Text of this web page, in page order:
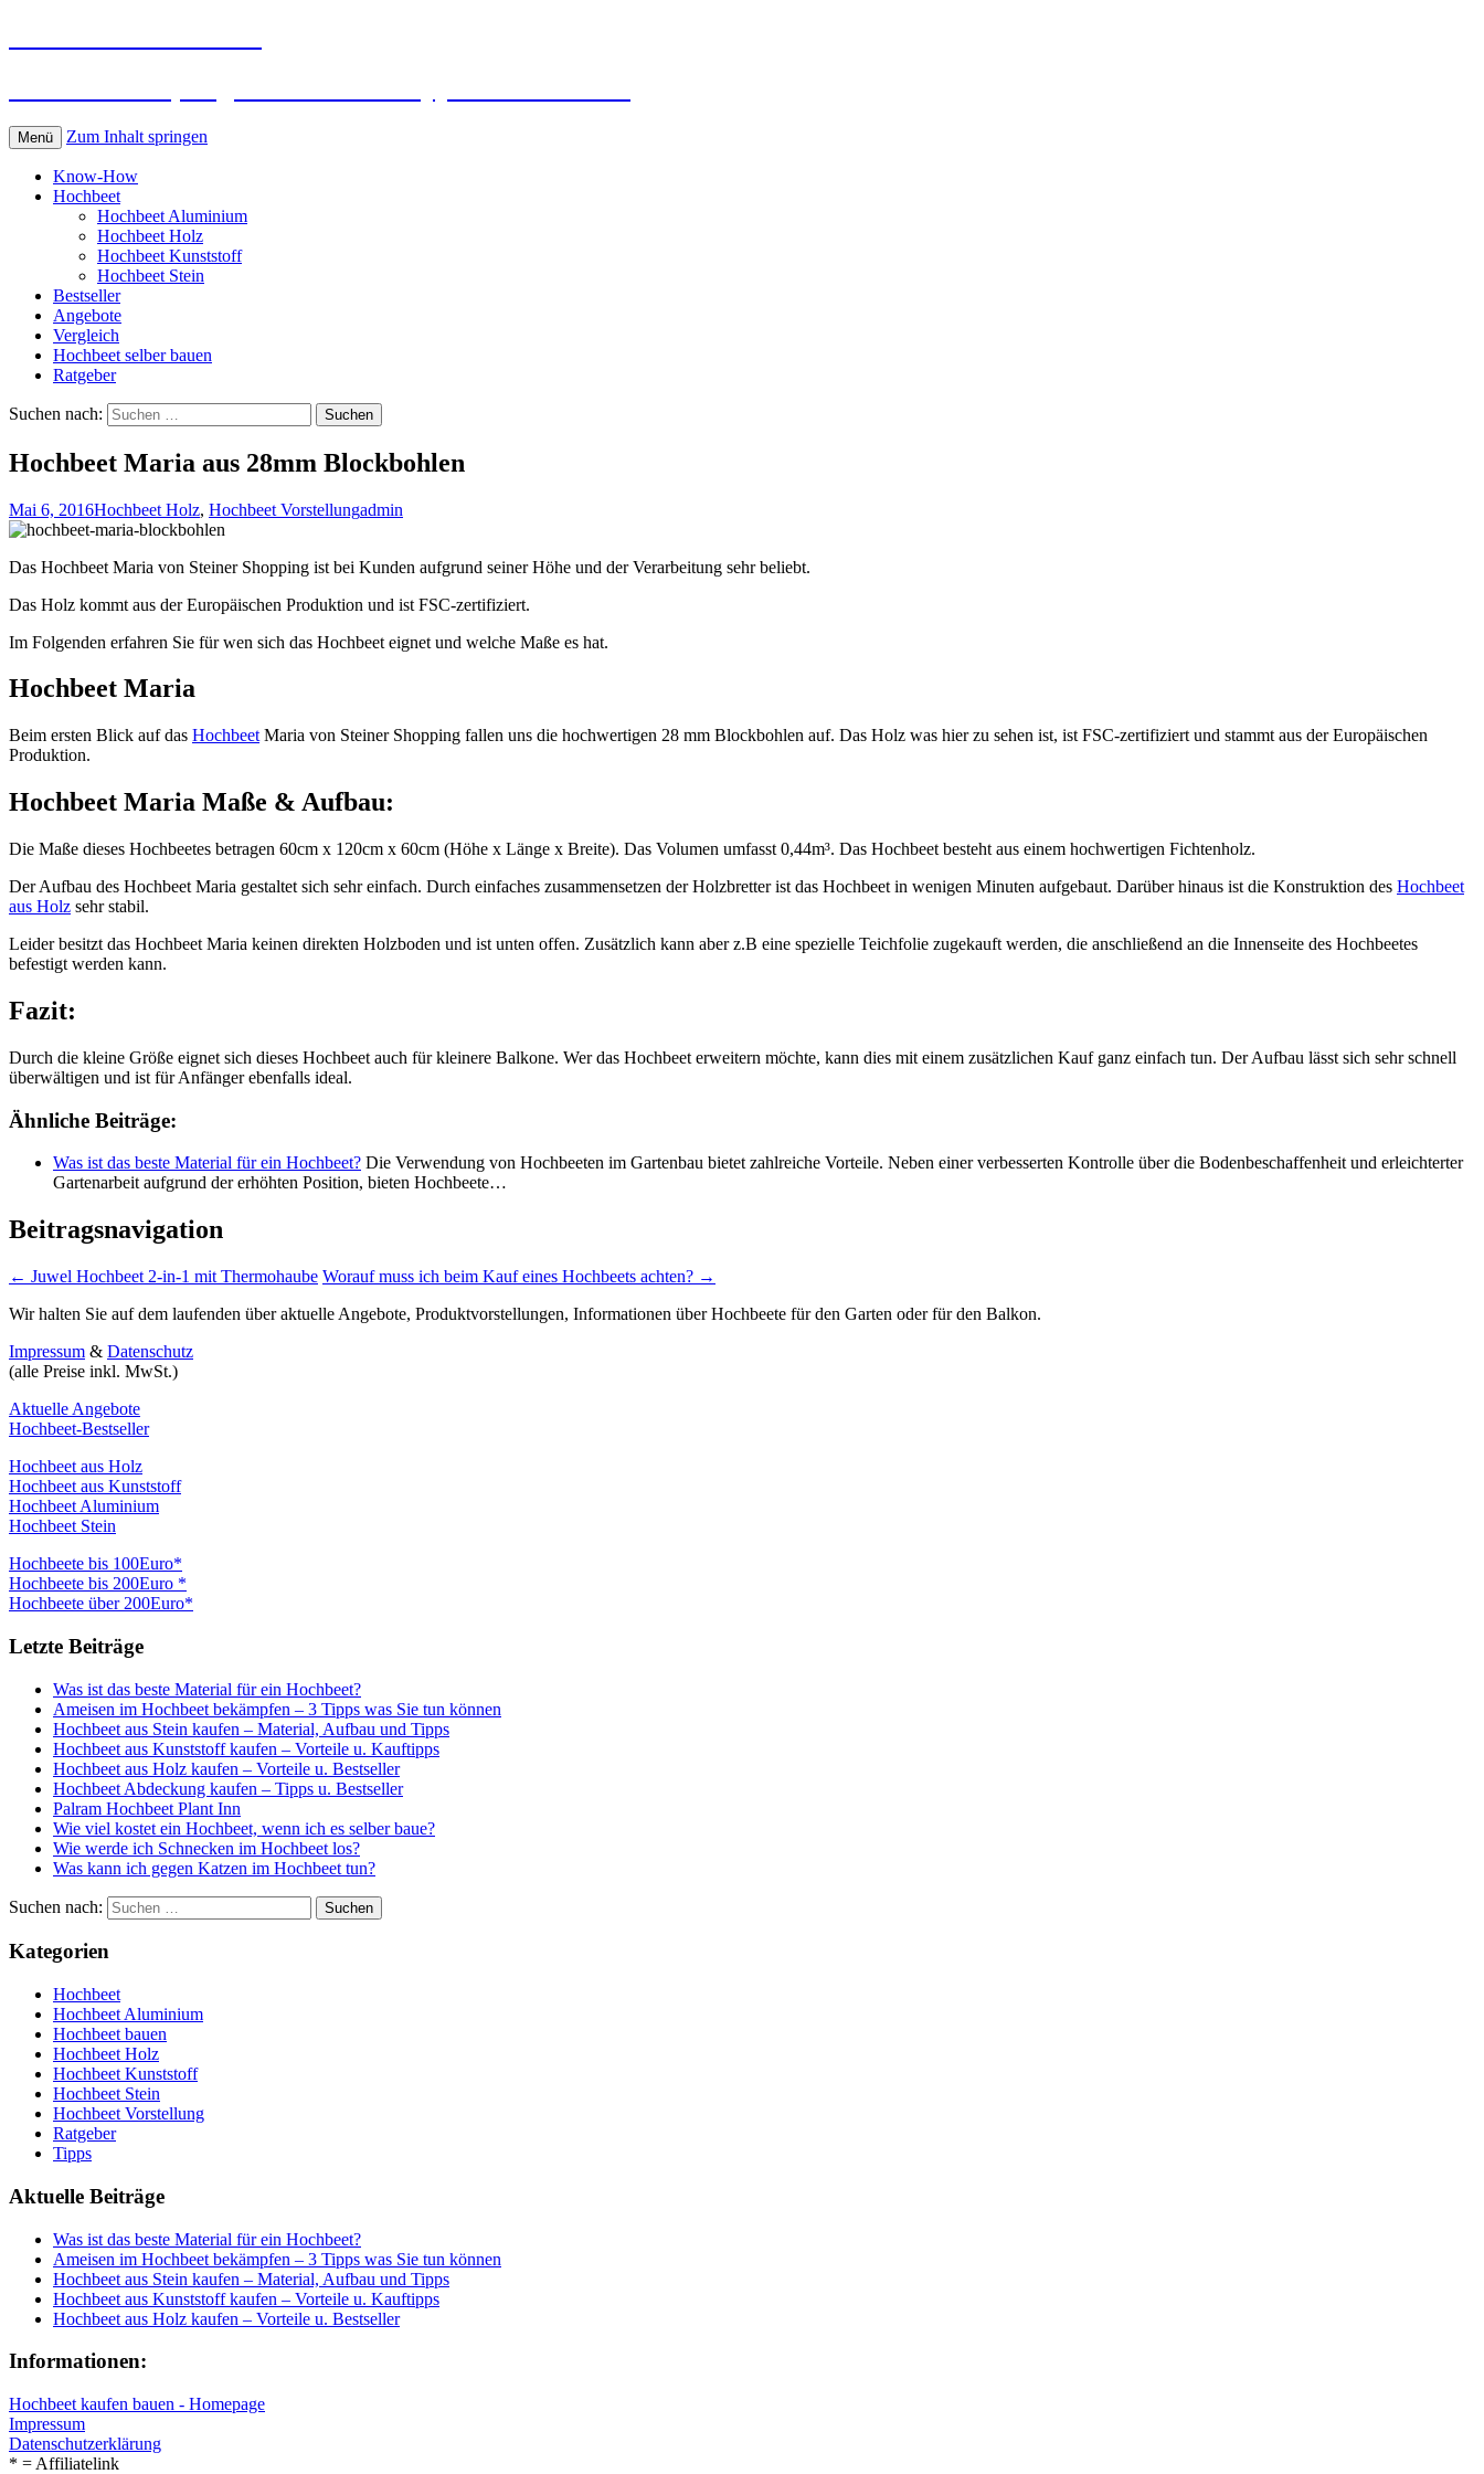
Menü Zum Inhalt springen
Know-How
Hochbeet
Hochbeet Aluminium
Hochbeet Holz
Hochbeet Kunststoff
Hochbeet Stein
Bestseller
Angebote
Vergleich
Hochbeet selber bauen
Ratgeber
Suchen nach:
Hochbeet Maria aus 28mm Blockbohlen
Mai 6, 2016Hochbeet Holz, Hochbeet Vorstellungadmin
Das Hochbeet Maria von Steiner Shopping ist bei Kunden aufgrund seiner Höhe und der Verarbeitung sehr beliebt.
Das Holz kommt aus der Europäischen Produktion und ist FSC-zertifiziert.
Im Folgenden erfahren Sie für wen sich das Hochbeet eignet und welche Maße es hat.
Hochbeet Maria
Beim ersten Blick auf das Hochbeet Maria von Steiner Shopping fallen uns die hochwertigen 28 mm Blockbohlen auf. Das Holz was hier zu sehen ist, ist FSC-zertifiziert und stammt aus der Europäischen
Produktion.
Hochbeet Maria Maße & Aufbau:
Die Maße dieses Hochbeetes betragen 60cm x 120cm x 60cm (Höhe x Länge x Breite). Das Volumen umfasst 0,44m³. Das Hochbeet besteht aus einem hochwertigen Fichtenholz.
Der Aufbau des Hochbeet Maria gestaltet sich sehr einfach. Durch einfaches zusammensetzen der Holzbretter ist das Hochbeet in wenigen Minuten aufgebaut. Darüber hinaus ist die Konstruktion des Hochbeet
aus Holz sehr stabil.
Leider besitzt das Hochbeet Maria keinen direkten Holzboden und ist unten offen. Zusätzlich kann aber z.B eine spezielle Teichfolie zugekauft werden, die anschließend an die Innenseite des Hochbeetes
befestigt werden kann.
Fazit:
Durch die kleine Größe eignet sich dieses Hochbeet auch für kleinere Balkone. Wer das Hochbeet erweitern möchte, kann dies mit einem zusätzlichen Kauf ganz einfach tun. Der Aufbau lässt sich sehr schnell
überwältigen und ist für Anfänger ebenfalls ideal.
Ähnliche Beiträge:
Was ist das beste Material für ein Hochbeet? Die Verwendung von Hochbeeten im Gartenbau bietet zahlreiche Vorteile. Neben einer verbesserten Kontrolle über die Bodenbeschaffenheit und erleichterter
Gartenarbeit aufgrund der erhöhten Position, bieten Hochbeete…
Beitragsnavigation
← Juwel Hochbeet 2-in-1 mit Thermohaube Worauf muss ich beim Kauf eines Hochbeets achten? →
Wir halten Sie auf dem laufenden über aktuelle Angebote, Produktvorstellungen, Informationen über Hochbeete für den Garten oder für den Balkon.
Impressum & Datenschutz
(alle Preise inkl. MwSt.)
Aktuelle Angebote
Hochbeet-Bestseller
Hochbeet aus Holz
Hochbeet aus Kunststoff
Hochbeet Aluminium
Hochbeet Stein
Hochbeete bis 100Euro*
Hochbeete bis 200Euro *
Hochbeete über 200Euro*
Letzte Beiträge
Was ist das beste Material für ein Hochbeet?
Ameisen im Hochbeet bekämpfen – 3 Tipps was Sie tun können
Hochbeet aus Stein kaufen – Material, Aufbau und Tipps
Hochbeet aus Kunststoff kaufen – Vorteile u. Kauftipps
Hochbeet aus Holz kaufen – Vorteile u. Bestseller
Hochbeet Abdeckung kaufen – Tipps u. Bestseller
Palram Hochbeet Plant Inn
Wie viel kostet ein Hochbeet, wenn ich es selber baue?
Wie werde ich Schnecken im Hochbeet los?
Was kann ich gegen Katzen im Hochbeet tun?
Suchen nach:
Kategorien
Hochbeet
Hochbeet Aluminium
Hochbeet bauen
Hochbeet Holz
Hochbeet Kunststoff
Hochbeet Stein
Hochbeet Vorstellung
Ratgeber
Tipps
Aktuelle Beiträge
Was ist das beste Material für ein Hochbeet?
Ameisen im Hochbeet bekämpfen – 3 Tipps was Sie tun können
Hochbeet aus Stein kaufen – Material, Aufbau und Tipps
Hochbeet aus Kunststoff kaufen – Vorteile u. Kauftipps
Hochbeet aus Holz kaufen – Vorteile u. Bestseller
Informationen:
Hochbeet kaufen bauen - Homepage
Impressum
Datenschutzerklärung
* = Affiliatelink